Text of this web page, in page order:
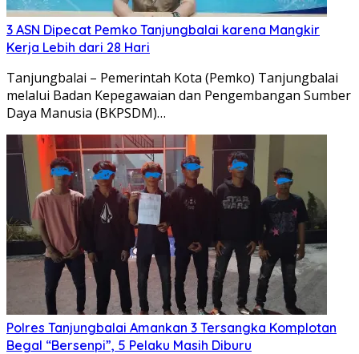
3 ASN Dipecat Pemko Tanjungbalai karena Mangkir
Kerja Lebih dari 28 Hari
Tanjungbalai – Pemerintah Kota (Pemko) Tanjungbalai
melalui Badan Kepegawaian dan Pengembangan Sumber
Daya Manusia (BKPSDM)…
Polres Tanjungbalai Amankan 3 Tersangka Komplotan
Begal “Bersenpi”, 5 Pelaku Masih Diburu